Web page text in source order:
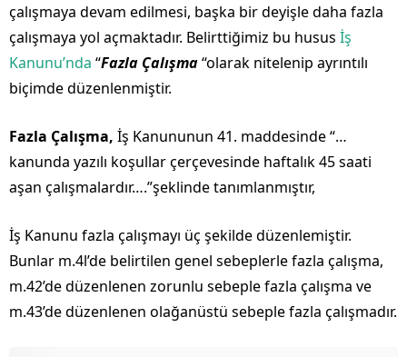
çalışmaya devam edilmesi, başka bir deyişle daha fazla
çalışmaya yol açmaktadır. Belirttiğimiz bu husus İş
Kanunu’nda “Fazla Çalışma“olarak nitelenip ayrıntılı
biçimde düzenlenmiştir.
Fazla Çalışma, İş Kanununun 41. maddesinde “…
kanunda yazılı koşullar çerçevesinde haftalık 45 saati
aşan çalışmalardır….”şeklinde tanımlanmıştır,
İş Kanunu fazla çalışmayı üç şekilde düzenlemiştir.
Bunlar m.4l’de belirtilen genel sebeplerle fazla çalışma,
m.42’de düzenlenen zorunlu sebeple fazla çalışma ve
m.43’de düzenlenen olağanüstü sebeple fazla çalışmadır.